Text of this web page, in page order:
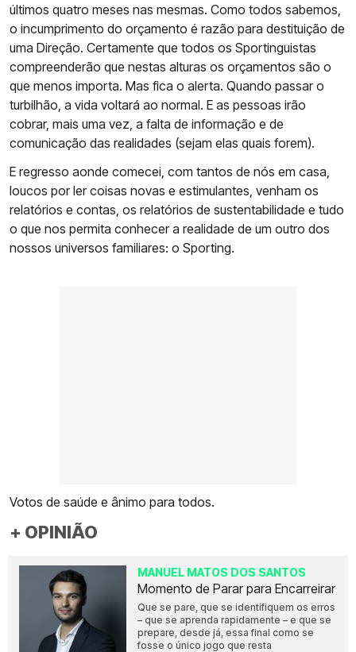
últimos quatro meses nas mesmas. Como todos sabemos,
o incumprimento do orçamento é razão para destituição de
uma Direção. Certamente que todos os Sportinguistas
compreenderão que nestas alturas os orçamentos são o
que menos importa. Mas fica o alerta. Quando passar o
turbilhão, a vida voltará ao normal. E as pessoas irão
cobrar, mais uma vez, a falta de informação e de
comunicação das realidades (sejam elas quais forem).
E regresso aonde comecei, com tantos de nós em casa,
loucos por ler coisas novas e estimulantes, venham os
relatórios e contas, os relatórios de sustentabilidade e tudo
o que nos permita conhecer a realidade de um outro dos
nossos universos familiares: o Sporting.
Votos de saúde e ânimo para todos.
+ OPINIÃO
MANUEL MATOS DOS SANTOS
Momento de Parar para Encarreirar
Que se pare, que se identifiquem os erros
– que se aprenda rapidamente – e que se
prepare, desde já, essa final como se
fosse o único jogo que resta